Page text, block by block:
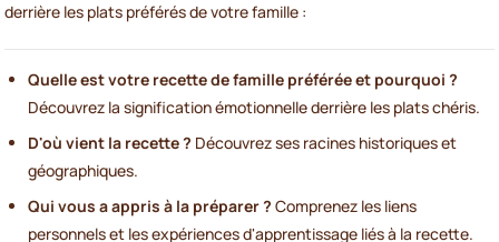
derrière les plats préférés de votre famille :
Quelle est votre recette de famille préférée et pourquoi ?
Découvrez la signification émotionnelle derrière les plats chéris.
D'où vient la recette ? Découvrez ses racines historiques et
géographiques.
Qui vous a appris à la préparer ? Comprenez les liens
personnels et les expériences d'apprentissage liés à la recette.